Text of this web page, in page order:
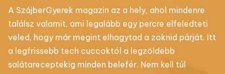
A SzájberGyerek magazin az a hely, ahol mindenre
találsz valamit, ami legalább egy percre elfeledteti
veled, hogy már megint elhagytad a zoknid párját. Itt
a legfrissebb tech cuccoktól a legzöldebb
salátareceptekig minden belefér. Nem kell túl